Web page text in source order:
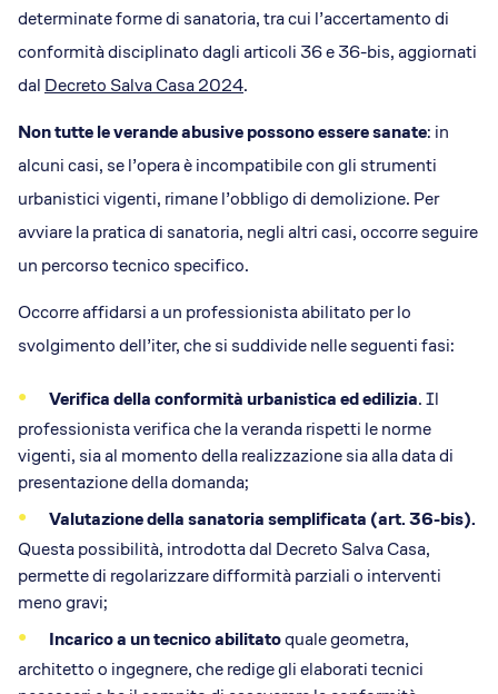
determinate forme di sanatoria, tra cui l’accertamento di
conformità disciplinato dagli articoli 36 e 36-bis, aggiornati
dal Decreto Salva Casa 2024.
Non tutte le verande abusive possono essere sanate: in
alcuni casi, se l’opera è incompatibile con gli strumenti
urbanistici vigenti, rimane l’obbligo di demolizione. Per
avviare la pratica di sanatoria, negli altri casi, occorre seguire
un percorso tecnico specifico.
Occorre affidarsi a un professionista abilitato per lo
svolgimento dell’iter, che si suddivide nelle seguenti fasi:
Verifica della conformità urbanistica ed edilizia. Il
professionista verifica che la veranda rispetti le norme
vigenti, sia al momento della realizzazione sia alla data di
presentazione della domanda;
Valutazione della sanatoria semplificata (art. 36-bis).
Questa possibilità, introdotta dal Decreto Salva Casa,
permette di regolarizzare difformità parziali o interventi
meno gravi;
Incarico a un tecnico abilitatoquale geometra,
architetto o ingegnere, che redige gli elaborati tecnici